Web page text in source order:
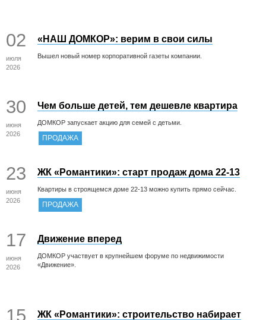
02
июля
2026
«НАШ ДОМКОР»: верим в свои силы
Вышел новый номер корпоративной газеты компании.
30
июня
2026
Чем больше детей, тем дешевле квартира
ПРОДАЖА
ДОМКОР запускает акцию для семей с детьми.
23
июня
2026
ЖК «Романтики»: старт продаж дома 22-13
ПРОДАЖА
Квартиры в строящемся доме 22-13 можно купить прямо сейчас.
17
июня
2026
Движение вперед
ДОМКОР участвует в крупнейшем форуме по недвижимости
«Движение».
15
ЖК «Романтики»: строительство набирает